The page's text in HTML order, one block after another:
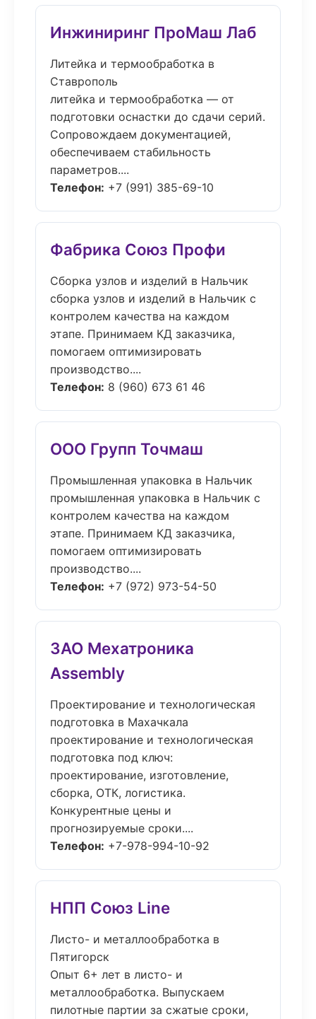
Инжиниринг ПроМаш Лаб
Литейка и термообработка в
Ставрополь
литейка и термообработка — от
подготовки оснастки до сдачи серий.
Сопровождаем документацией,
обеспечиваем стабильность
параметров....
Телефон: +7 (991) 385-69-10
Фабрика Союз Профи
Сборка узлов и изделий в Нальчик
сборка узлов и изделий в Нальчик с
контролем качества на каждом
этапе. Принимаем КД заказчика,
помогаем оптимизировать
производство....
Телефон: 8 (960) 673 61 46
ООО Групп Точмаш
Промышленная упаковка в Нальчик
промышленная упаковка в Нальчик с
контролем качества на каждом
этапе. Принимаем КД заказчика,
помогаем оптимизировать
производство....
Телефон: +7 (972) 973-54-50
ЗАО Мехатроника
Assembly
Проектирование и технологическая
подготовка в Махачкала
проектирование и технологическая
подготовка под ключ:
проектирование, изготовление,
сборка, ОТК, логистика.
Конкурентные цены и
прогнозируемые сроки....
Телефон: +7-978-994-10-92
НПП Союз Line
Листо- и металлообработка в
Пятигорск
Опыт 6+ лет в листо- и
металлообработка. Выпускаем
пилотные партии за сжатые сроки,